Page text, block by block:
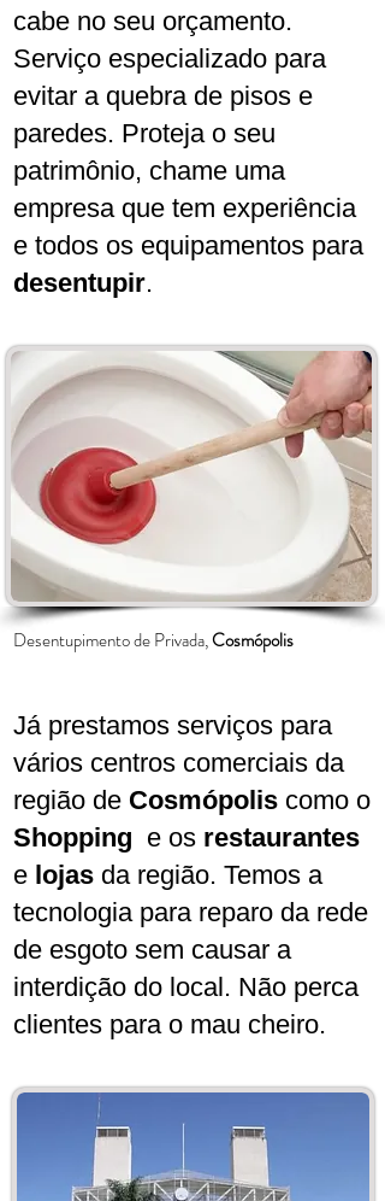
cabe no seu orçamento.
Serviço especializado para
evitar a quebra de pisos e
paredes. Proteja o seu
patrimônio, chame uma
empresa que tem experiência
e todos os equipamentos para
desentupir.
Desentupimento de Privada,Cosmópolis
Já prestamos serviços para
vários centros comerciais da
região de Cosmópolis como o
Shopping e os restaurantes
e lojas da região. Temos a
tecnologia para reparo da rede
de esgoto sem causar a
interdição do local. Não perca
clientes para o mau cheiro.